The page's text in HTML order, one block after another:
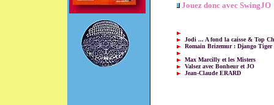
Jouez donc avec SwingJO
Jodi ... A fond la caisse & Top
Romain Brizemur : Django Tiger
Max Marcilly et les Misters
Valsez avec Bonheur et JO
Jean-Claude ERARD